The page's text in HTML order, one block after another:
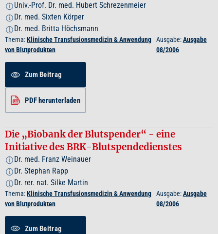
i Univ.-Prof. Dr. med. Hubert Schrezenmeier
i Dr. med. Sixten Körper
i Dr. med. Britta Höchsmann
Thema:Klinische Transfusionsmedizin & Anwendung
von Blutprodukten
Ausgabe:Ausgabe
08/2006
Zum Beitrag
PDF herunterladen
Die „Biobank der Blutspender“ - eine
Initiative des BRK-Blutspendedienstes
i Dr. med. Franz Weinauer
i Dr. Stephan Rapp
i Dr. rer. nat. Silke Martin
Thema:Klinische Transfusionsmedizin & Anwendung
von Blutprodukten
Ausgabe:Ausgabe
08/2006
Zum Beitrag